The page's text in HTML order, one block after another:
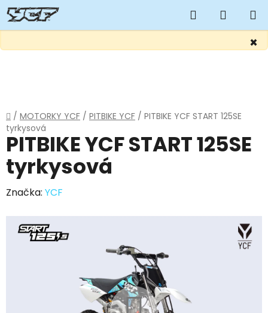
×
Hledat
KOŠÍK
Domů
/ MOTORKY YCF / PITBIKE YCF / PITBIKE YCF START 125SE
tyrkysová
PITBIKE YCF START 125SE
tyrkysová
Značka: YCF